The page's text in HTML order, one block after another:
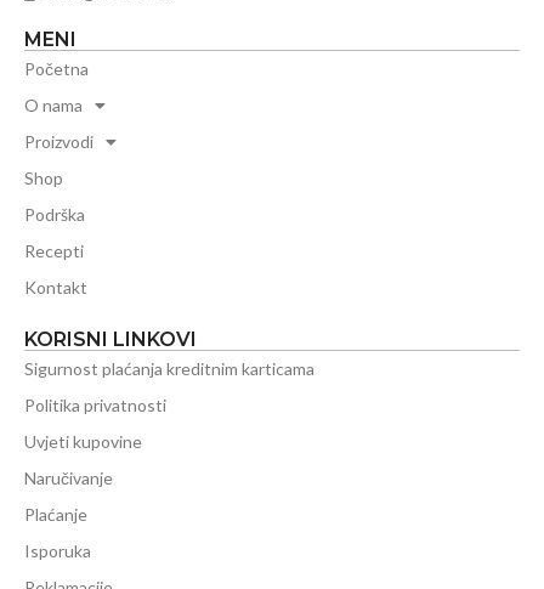
MENI
Početna
O nama
Proizvodi
Shop
Podrška
Recepti
Kontakt
KORISNI LINKOVI
Sigurnost plaćanja kreditnim karticama
Politika privatnosti
Uvjeti kupovine
Naručivanje
Plaćanje
Isporuka